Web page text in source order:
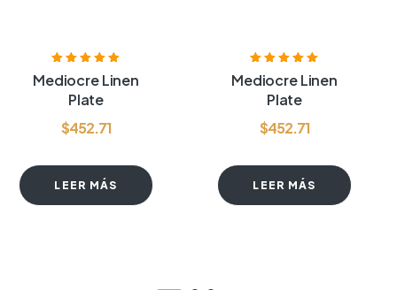
Valorado con
5.00de 5
Mediocre Linen
Plate
$452.71
LEER MÁS
Valorado con
5.00de 5
Mediocre Linen
Plate
$452.71
LEER MÁS